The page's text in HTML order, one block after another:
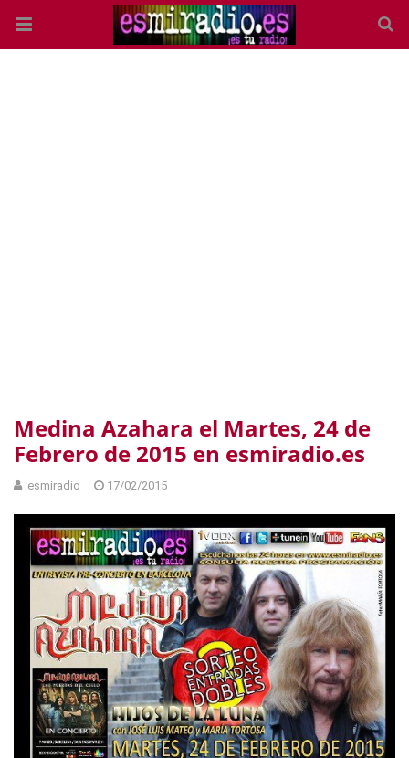
Medina Azahara el Martes, 24 de
Febrero de 2015 en esmiradio.es
esmiradio 17/02/2015